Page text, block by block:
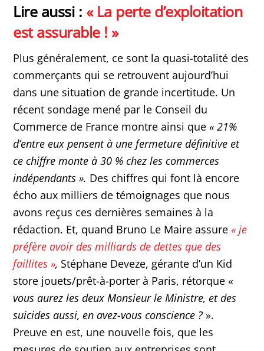
Lire aussi : « La perte d’exploitation
est assurable ! »
Plus généralement, ce sont la quasi-totalité des
commerçants qui se retrouvent aujourd’hui
dans une situation de grande incertitude. Un
récent sondage mené par le Conseil du
Commerce de France montre ainsi que « 21%
d’entre eux pensent à une fermeture définitive et
ce chiffre monte à 30 % chez les commerces
indépendants ». Des chiffres qui font là encore
écho aux milliers de témoignages que nous
avons reçus ces dernières semaines à la
rédaction. Et, quand Bruno Le Maire assure« je
préfère avoir des milliards de dettes que des
faillites », Stéphane Deveze, gérante d’un Kid
store jouets/prêt-à-porter à Paris, rétorque «
vous aurez les deux Monsieur le Ministre, et des
suicides aussi, en avez-vous conscience ? ».
Preuve en est, une nouvelle fois, que les